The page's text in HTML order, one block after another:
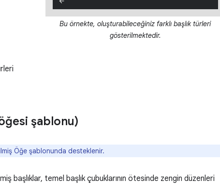
Bu örnekte, oluşturabileceğiniz farklı başlık türleri
gösterilmektedir.
şablonu)
Öğe şablonunda desteklenir.
başlıklar, temel başlık çubuklarının ötesinde zengin düzenleri